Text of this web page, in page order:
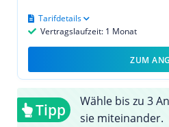
Vertragslaufzeit: 1 Monat
Tarifdetails
ZUM
Tipp
Wähle bis zu 3
sie miteinander.